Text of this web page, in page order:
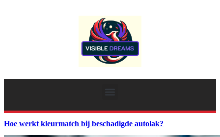
Hoe werkt kleurmatch bij beschadigde autolak?